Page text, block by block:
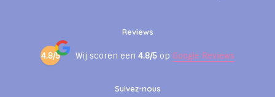
Reviews
4.8/5 Wij scoren een 4.8/5 op Google Reviews
Suivez-nous